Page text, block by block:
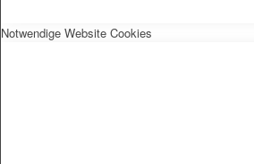
Notwendige Website Cookies